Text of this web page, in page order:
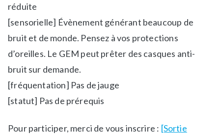
réduite
[sensorielle] Évènement générant beaucoup de
bruit et de monde. Pensez à vos protections
d’oreilles. Le GEM peut prêter des casques anti-
bruit sur demande.
[fréquentation] Pas de jauge
[statut] Pas de prérequis
Pour participer, merci de vous inscrire : [Sortie